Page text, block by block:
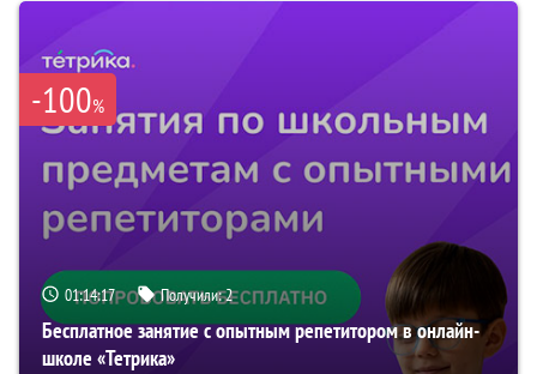
-100%
01:14:17 Получили:2
Бесплатное занятие с опытным репетитором в онлайн-
школе «Тетрика»